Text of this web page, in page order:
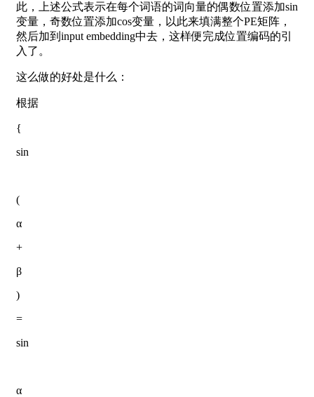
此，上述公式表示在每个词语的词向量的偶数位置添加sin
变量，奇数位置添加cos变量，以此来填满整个PE矩阵，
然后加到input embedding中去，这样便完成位置编码的引
入了。
这么做的好处是什么：
根据
{
sin
(
α
+
β
)
=
sin
α